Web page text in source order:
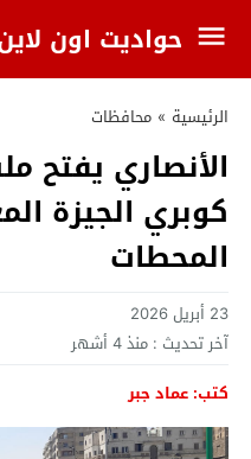
حواديت اون
الرئيسية » محافظات
الأنصاري يفتح
كوبري الجيزة
المحطات
23 أبريل 2026
آخر تحديث : منذ 4 أشهر
كتب: عماد جبر